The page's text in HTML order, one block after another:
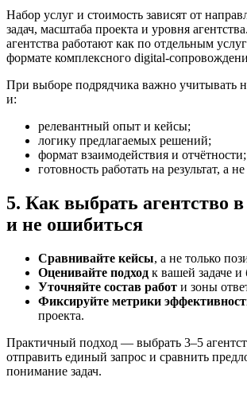
Набор услуг и стоимость зависят от
задач, масштаба проекта и уровня
агентства работают как по отдельным
формате комплексного digital-
При выборе подрядчика важно учитывать
и:
релевантный опыт и кейсы;
логику предлагаемых решений;
формат взаимодействия и отчётности;
готовность работать на результат, а
5. Как выбрать агентство
и не ошибиться
Сравнивайте кейсы, а не только
Оценивайте подход к вашей задаче и
Уточняйте состав работ и зоны
Фиксируйте метрики
проекта.
Практичный подход — выбрать 3–5
отправить единый запрос и сравнить
понимание задач.